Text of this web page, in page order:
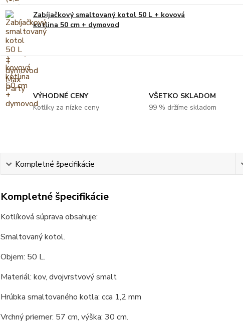
Zabíjačkový smaltovaný kotol 50 L + kovová
kotlina 50 cm + dymovod
VÝHODNÉ CENY
Kotlíky za nízke ceny
VŠETKO SKLADOM
99 % držíme skladom
Kompletné špecifikácie
Kompletné špecifikácie
Kotlíková súprava obsahuje:
Smaltovaný kotol.
Objem: 50 L.
Materiál: kov, dvojvrstvový smalt
Hrúbka smaltovaného kotla: cca 1,2 mm
Vrchný priemer: 57 cm, výška: 30 cm.